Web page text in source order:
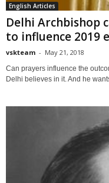
English Articles
Delhi Archbishop
to influence 2019
vskteam - May 21, 2018
Can prayers influence the
Delhi believes in it. And he